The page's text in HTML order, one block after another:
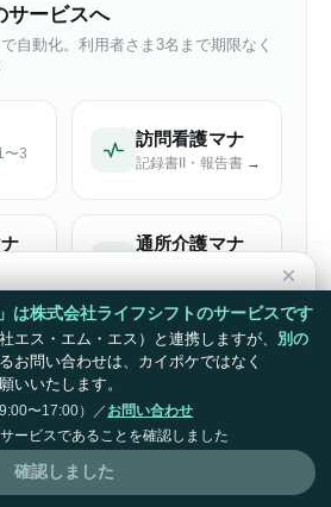
サービスへ
自動化。利用者さま3名まで期限なく
〜3
訪問看護マナ
記録書II・報告書 →
記
通所介護マナ
書→
送
福祉用具マナ
→
は株式会社ライフシフトのサービスです
エス・エム・エス）と連携しますが、 別の
お問い合わせは、カイポケではなく
いいたします。
9:00〜17:00）／ お問い合わせ
ービスであることを確認しました
確認しました
×
入のご相談
する様子を、実際の画面でご覧いただ
ありません。
モ・相談を予約する